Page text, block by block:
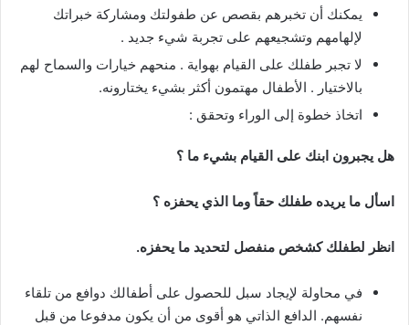
يمكنك أن تخبرهم بقصص عن طفولتك ومشاركة خبراتك
لإلهامهم وتشجيعهم على تجربة شيء جديد .
لا تجبر طفلك على القيام بهواية . منحهم خيارات والسماح لهم
بالاختيار . الأطفال مهتمون أكثر بشيء يختارونه.
اتخاذ خطوة إلى الوراء وتحقق :
هل يجبرون ابنك على القيام بشيء ما ؟
اسأل ما يريده طفلك حقاً وما الذي يحفزه ؟
انظر لطفلك كشخص منفصل لتحديد ما يحفزه.
في محاولة لإيجاد سبل للحصول على أطفالك دوافع من تلقاء
نفسهم. الدافع الذاتي هو أقوى من أن يكون مدفوعا من قبل